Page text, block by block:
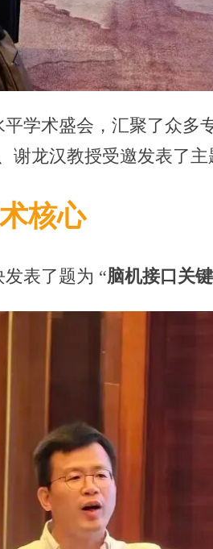
学术盛会，汇聚了众多
龙汉教授受邀发表了主
核心
表了题为 “脑机接口关